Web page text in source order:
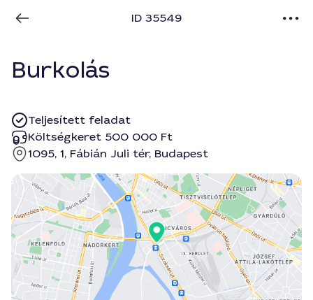
ID 35549
Burkolás
Teljesített feladat
Költségkeret 500 000 Ft
1095, 1, Fábián Juli tér, Budapest